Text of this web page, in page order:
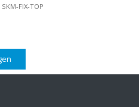
SKM-FIX-TOP